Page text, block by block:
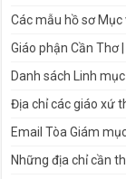
Các mẫu hồ sơ Mục
Giáo phận Cần Thơ
Danh sách Linh
Địa chỉ các giáo xứ
Email Tòa Giám
Những địa chỉ cần